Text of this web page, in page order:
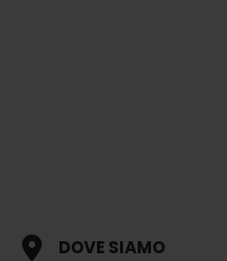
DOVE SIAMO